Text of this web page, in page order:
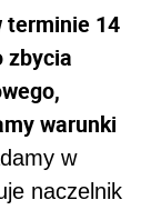
terminie 14
zbycia
warunki
w
naczelnik